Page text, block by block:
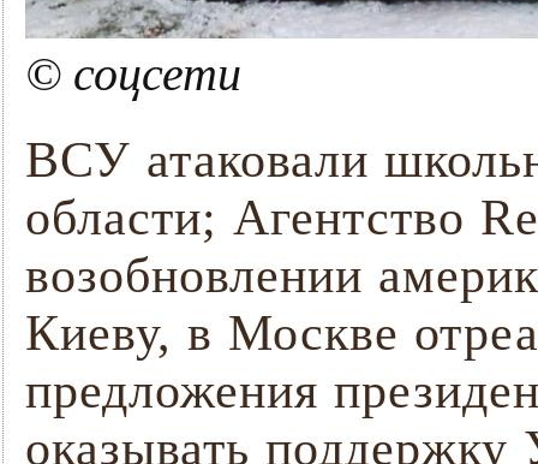
© соцсети
ВСУ атаковали
области; Агентство
возобновлении
Киеву, в Москве
предложения
оказывать